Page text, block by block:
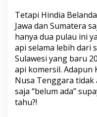
Tetapi Hindia
Jawa dan Sumatera
hanya dua pulau ini
api selama lebih dari
Sulawesi yang baru
api komersil. Adapun
Nusa Tenggara
saja “belum ada”
tahu?!